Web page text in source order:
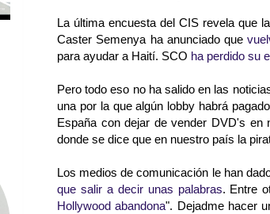
La última encuesta del CIS revela que
Caster Semenya ha anunciado que
para ayudar a Haití. SCO ha perdido su
Pero todo eso no ha salido en las
una por la que algún lobby habrá
España con dejar de vender DVD's en
donde se dice que en nuestro país la
Los medios de comunicación le han
que salir a decir unas palabras. Entre
Hollywood abandona". Dejadme hacer